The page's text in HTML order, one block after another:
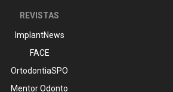
REVISTAS
ImplantNews
FACE
OrtodontiaSPO
Mentor Odonto